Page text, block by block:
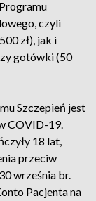
czyli
zł), jak i
gotówki (50
Szczepień jest
COVID-19.
18 lat,
przeciw
września br.
Pacjenta na